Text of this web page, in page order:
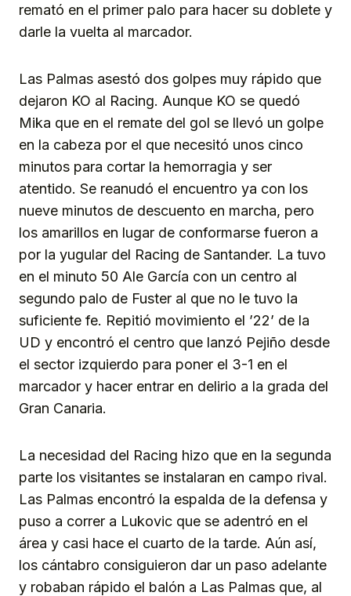
remató en el primer palo para hacer su doblete y
darle la vuelta al marcador.
Las Palmas asestó dos golpes muy rápido que
dejaron KO al Racing. Aunque KO se quedó
Mika que en el remate del gol se llevó un golpe
en la cabeza por el que necesitó unos cinco
minutos para cortar la hemorragia y ser
atentido. Se reanudó el encuentro ya con los
nueve minutos de descuento en marcha, pero
los amarillos en lugar de conformarse fueron a
por la yugular del Racing de Santander. La tuvo
en el minuto 50 Ale García con un centro al
segundo palo de Fuster al que no le tuvo la
suficiente fe. Repitió movimiento el ’22’ de la
UD y encontró el centro que lanzó Pejiño desde
el sector izquierdo para poner el 3-1 en el
marcador y hacer entrar en delirio a la grada del
Gran Canaria.
La necesidad del Racing hizo que en la segunda
parte los visitantes se instalaran en campo rival.
Las Palmas encontró la espalda de la defensa y
puso a correr a Lukovic que se adentró en el
área y casi hace el cuarto de la tarde. Aún así,
los cántabro consiguieron dar un paso adelante
y robaban rápido el balón a Las Palmas que, al